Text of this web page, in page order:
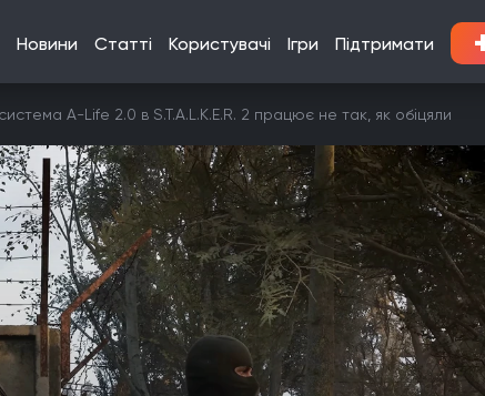
Новини Статті Користувачі Ігри Підтримати
A-Life 2.0 в S.T.A.L.K.E.R. 2 працює не так, як обіцяли